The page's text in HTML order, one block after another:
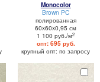
Monocolor
Brown PC
полированная
60x60x0,95 см
1 100 руб./м2
опт: 695 руб.
крупный опт: по запросу